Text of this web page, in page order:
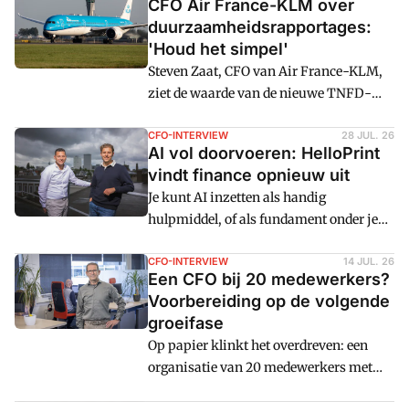
CFO Air France-KLM over
duurzaamheidsrapportages:
'Houd het simpel'
Steven Zaat, CFO van Air France-KLM,
ziet de waarde van de nieuwe TNFD-
maar kiest in de praktijk voor eenvoud.
De luchtvaartgroep houdt vast aan 2
bestaande lijnen: CSRD voor
duurzaamheidsrapportage en Science
Based Targets initiative (SBTi) voor
CFO-INTERVIEW 28 JUL. 26
AI vol doorvoeren: HelloPrint
vindt finance opnieuw uit
Je kunt AI inzetten als handig
hulpmiddel, of als fundament onder je
resoluut voor dat laatste. CFO Lennaert
Koch en Finance Manager Sven Veldman
trekken daarbij een aantal lessen. De
eerste: wie AI serieus wil benutten, moet
bereid zijn om processen volledig
opnieuw te ontwerpen en afscheid te
CFO-INTERVIEW 14 JUL. 26
Een CFO bij 20 medewerkers?
Voorbereiding op de volgende
groeifase
Op papier klinkt het overdreven: een
organisatie van 20 medewerkers met